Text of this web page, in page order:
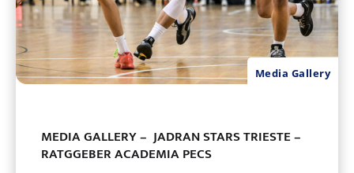
Media Gallery
MEDIA GALLERY – JADRAN STARS TRIESTE –
RATGGEBER ACADEMIA PECS